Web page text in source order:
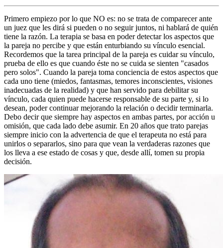
Primero empiezo por lo que NO es: no se trata de comparecer ante
un juez que les dirá si pueden o no seguir juntos, ni hablará de quién
tiene la razón. La terapia se basa en poder detectar los aspectos que
la pareja no percibe y que están enturbiando su vínculo esencial.
Recordemos que la tarea principal de la pareja es cuidar su vínculo,
prueba de ello es que cuando éste no se cuida se sienten "casados
pero solos". Cuando la pareja toma conciencia de estos aspectos que
cada uno tiene (miedos, fantasmas, temores inconscientes, visiones
inadecuadas de la realidad) y que han servido para debilitar su
vínculo, cada quien puede hacerse responsable de su parte y, si lo
desean, poder continuar mejorando la relación o decidir terminarla.
Debo decir que siempre hay aspectos en ambas partes, por acción u
omisión, que cada lado debe asumir. En 20 años que trato parejas
siempre inicio con la advertencia de que el terapeuta no está para
unirlos o separarlos, sino para que vean la verdaderas razones que
los lleva a ese estado de cosas y que, desde allí, tomen su propia
decisión.